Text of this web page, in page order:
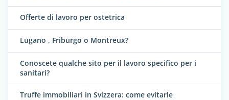
Offerte di lavoro per ostetrica
Lugano , Friburgo o Montreux?
Conoscete qualche sito per il lavoro specifico per i
sanitari?
Truffe immobiliari in Svizzera: come evitarle